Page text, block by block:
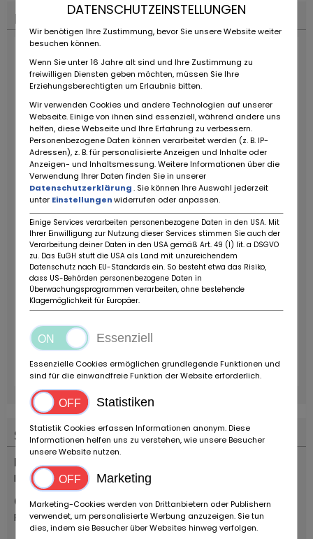
Finanzierungs-Rechner
Standort
Land
Italien
Ort
Reggio Emilia
DATENSCHUTZEINSTELLUNGEN
Wir benötigen Ihre Zustimmung, bevor Sie unsere Website weiter
besuchen können.
Wenn Sie unter 16 Jahre alt sind und Ihre Zustimmung zu
freiwilligen Diensten geben möchten, müssen Sie Ihre
Erziehungsberechtigten um Erlaubnis bitten.
Wir verwenden Cookies und andere Technologien auf unserer
Webseite. Einige von ihnen sind essenziell, während andere uns
helfen, diese Webseite und Ihre Erfahrung zu verbessern.
Personenbezogene Daten können verarbeitet werden (z. B. IP-
Adressen), z. B. für personalisierte Anzeigen und Inhalte oder
Anzeigen- und Inhaltsmessung. Weitere Informationen über die
Verwendung Ihrer Daten finden Sie in unserer
Datenschutzerklärung. Sie können Ihre Auswahl jederzeit
unter Einstellungenwiderrufen oder anpassen.
Einige Services verarbeiten personenbezogene Daten in den USA. Mit
Ihrer Einwilligung zur Nutzung dieser Services stimmen Sie auch der
Verarbeitung deiner Daten in den USA gemäß Art. 49 (1) lit. a DSGVO
zu. Das EuGH stuft die USA als Land mit unzureichendem
Datenschutz nach EU-Standards ein. So besteht etwa das Risiko,
dass US-Behörden personenbezogene Daten in
Überwachungsprogrammen verarbeiten, ohne bestehende
Klagemöglichkeit für Europäer.
Essenziell
Essenzielle Cookies ermöglichen grundlegende Funktionen und
sind für die einwandfreie Funktion der Website erforderlich.
Statistiken
Statistik Cookies erfassen Informationen anonym. Diese
Informationen helfen uns zu verstehen, wie unsere Besucher
unsere Website nutzen.
Marketing
Marketing-Cookies werden von Drittanbietern oder Publishern
verwendet, um personalisierte Werbung anzuzeigen. Sie tun
dies, indem sie Besucher über Websites hinweg verfolgen.